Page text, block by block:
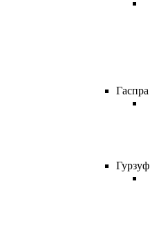
Гаспра
Гурзуф